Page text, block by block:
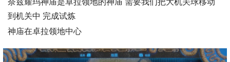
到机关中 完成试炼
神庙在卓拉领地中心